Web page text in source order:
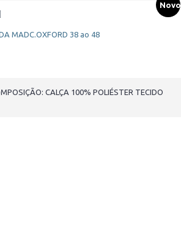
Novo
CALÇA 100% POLIÉSTER TECIDO